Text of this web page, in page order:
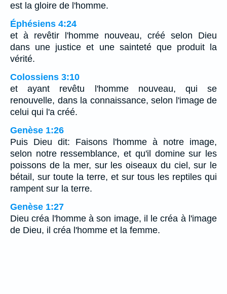
est la gloire de l'homme.
Éphésiens 4:24
et à revêtir l'homme nouveau, créé selon Dieu
dans une justice et une sainteté que produit la
vérité.
Colossiens 3:10
et ayant revêtu l'homme nouveau, qui se
renouvelle, dans la connaissance, selon l'image de
celui qui l'a créé.
Genèse 1:26
Puis Dieu dit: Faisons l'homme à notre image,
selon notre ressemblance, et qu'il domine sur les
poissons de la mer, sur les oiseaux du ciel, sur le
bétail, sur toute la terre, et sur tous les reptiles qui
rampent sur la terre.
Genèse 1:27
Dieu créa l'homme à son image, il le créa à l'image
de Dieu, il créa l'homme et la femme.